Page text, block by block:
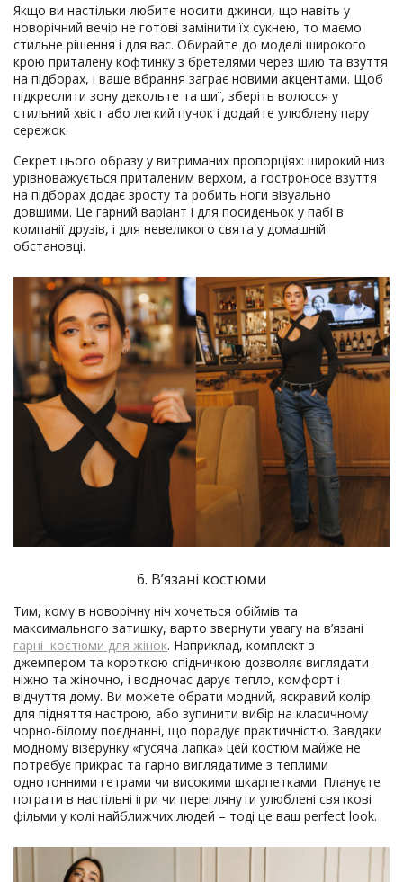
Якщо ви настільки любите носити джинси, що навіть у
новорічний вечір не готові замінити їх сукнею, то маємо
стильне рішення і для вас. Обирайте до моделі широкого
крою приталену кофтинку з бретелями через шию та взуття
на підборах, і ваше вбрання заграє новими акцентами. Щоб
підкреслити зону декольте та шиї, зберіть волосся у
стильний хвіст або легкий пучок і додайте улюблену пару
сережок.
Секрет цього образу у витриманих пропорціях: широкий низ
урівноважується приталеним верхом, а гостроносе взуття
на підборах додає зросту та робить ноги візуально
довшими. Це гарний варіант і для посиденьок у пабі в
компанії друзів, і для невеликого свята у домашній
обстановці.
6. В’язані костюми
Тим, кому в новорічну ніч хочеться обіймів та
максимального затишку, варто звернути увагу на в’язані
гарні костюми для жінок. Наприклад, комплект з
джемпером та короткою спідничкою дозволяє виглядати
ніжно та жіночно, і водночас дарує тепло, комфорт і
відчуття дому. Ви можете обрати модний, яскравий колір
для підняття настрою, або зупинити вибір на класичному
чорно-білому поєднанні, що порадує практичністю. Завдяки
модному візерунку «гусяча лапка» цей костюм майже не
потребує прикрас та гарно виглядатиме з теплими
однотонними гетрами чи високими шкарпетками. Плануєте
пограти в настільні ігри чи переглянути улюблені святкові
фільми у колі найближчих людей – тоді це ваш perfect look.